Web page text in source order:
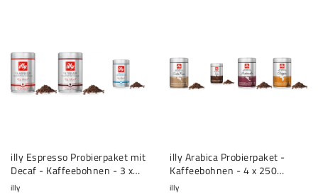
illy Espresso Probierpaket mit
Decaf - Kaffeebohnen - 3 x
250 Gramm
illy
illy Arabica Probierpaket -
Kaffeebohnen - 4 x 250
Gramm
illy